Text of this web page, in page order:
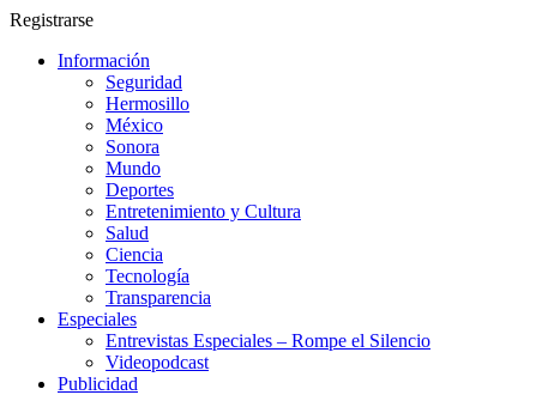
Registrarse
Información
Seguridad
Hermosillo
México
Sonora
Mundo
Deportes
Entretenimiento y Cultura
Salud
Ciencia
Tecnología
Transparencia
Especiales
Entrevistas Especiales – Rompe el Silencio
Videopodcast
Publicidad